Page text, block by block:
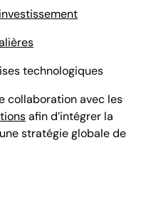
technologiques
collaboration avec les
afin d’intégrer la
stratégie globale de